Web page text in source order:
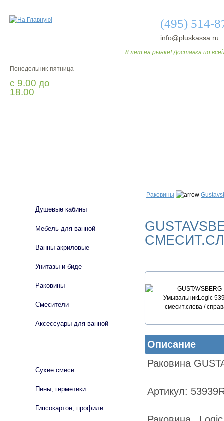
(495) 514-
info@pluskassa.ru
8 лет на рынке! Доставка по
Понедельник-пятница
с 9.00 до
18.00
Раковины
Описание
Раковина
Артикул:
Душевые кабины
Мебель для ванной
Ванны акриловые
Унитазы и биде
Раковины
Смесители
Аксессуары для ванной
Сухие смеси
Пены, герметики
Гипсокартон, профили